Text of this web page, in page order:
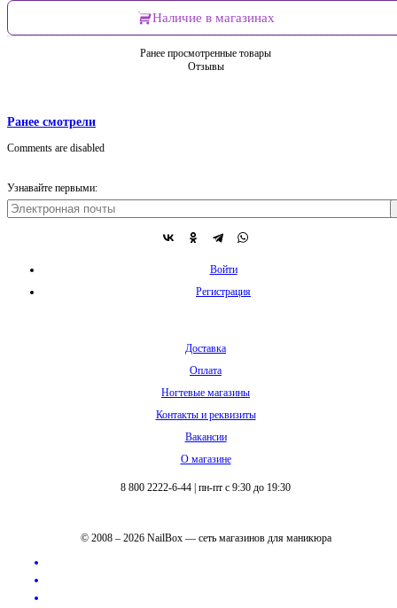
Наличие в магазинах
Ранее просмотренные товары
Отзывы
Ранее смотрели
Comments are disabled
Узнавайте первыми:
Войти
Регистрация
Доставка
Оплата
Ногтевые магазины
Контакты и реквизиты
Вакансии
О магазине
8 800 2222-6-44 пн-пт с 9:30 до 19:30
© 2008 – 2026 NailBox — сеть магазинов для маникюра